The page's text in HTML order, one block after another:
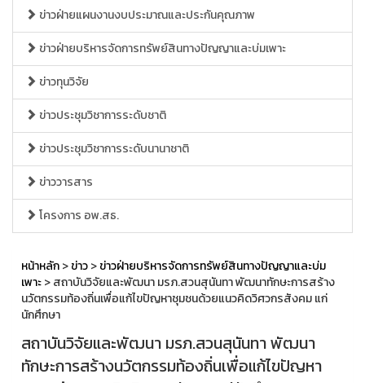
ข่าวฝ่ายแผนงานงบประมาณและประกันคุณภาพ
ข่าวฝ่ายบริหารจัดการทรัพย์สินทางปัญญาและบ่มเพาะ
ข่าวทุนวิจัย
ข่าวประชุมวิชาการระดับชาติ
ข่าวประชุมวิชาการระดับนานาชาติ
ข่าววารสาร
โครงการ อพ.สธ.
หน้าหลัก>ข่าว>ข่าวฝ่ายบริหารจัดการทรัพย์สินทางปัญญาและบ่ม
เพาะ> สถาบันวิจัยและพัฒนา มรภ.สวนสุนันทา พัฒนาทักษะการสร้าง
นวัตกรรมท้องถิ่นเพื่อแก้ไขปัญหาชุมชนด้วยแนวคิดวิศวกรสังคม แก่
นักศึกษา
สถาบันวิจัยและพัฒนา มรภ.สวนสุนันทา พัฒนา
ทักษะการสร้างนวัตกรรมท้องถิ่นเพื่อแก้ไขปัญหา